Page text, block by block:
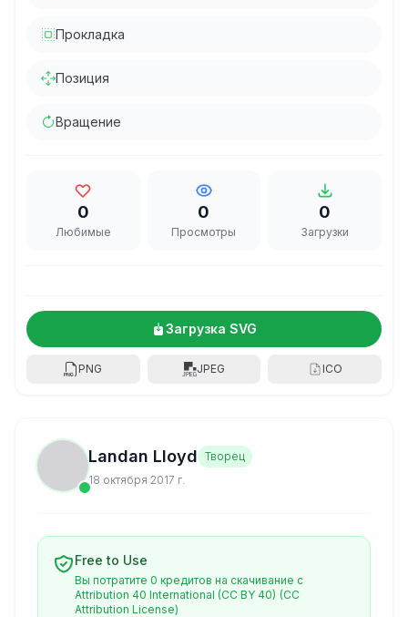
Прокладка
Позиция
Вращение
0
Любимые
0
Просмотры
0
Загрузки
Загрузка SVG
PNG JPEG ICO
Landan Lloyd Творец
18 октября 2017 г.
Free to Use
Вы потратите 0 кредитов на скачивание с
Attribution 40 International (CC BY 40) (CC
Attribution License)